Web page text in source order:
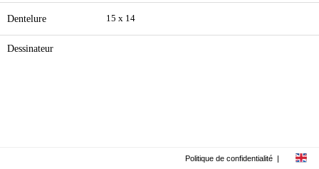
Dentelure 15 x 14
Dessinateur
Politique de confidentialité |